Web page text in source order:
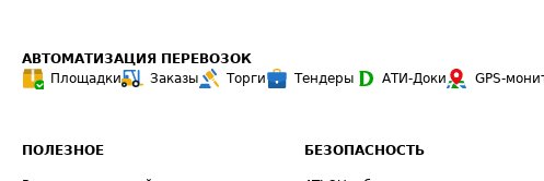
АВТОМАТИЗАЦИЯ ПЕРЕВОЗОК
Площадки
Заказы Торги Тендеры АТИ-Доки GPS-
ПОЛЕЗНОЕ БЕЗОПАСНОСТЬ